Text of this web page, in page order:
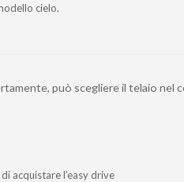
cielo.
può scegliere il telaio nel
acquistare l’easy drive